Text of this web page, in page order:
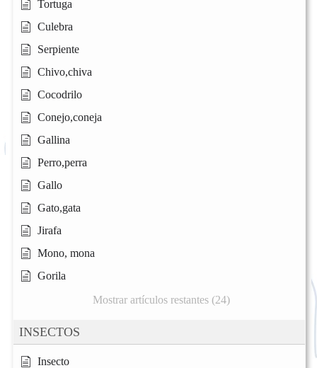
Tortuga
Culebra
Serpiente
Chivo,chiva
Cocodrilo
Conejo,coneja
Gallina
Perro,perra
Gallo
Gato,gata
Jirafa
Mono, mona
Gorila
Mostrar artículos restantes (24)
INSECTOS
Insecto